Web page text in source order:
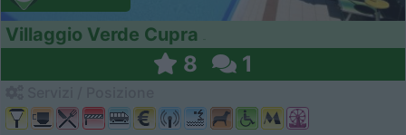
Villaggio Verde Cupra
8 1